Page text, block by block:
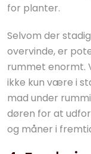
for planter.
Selvom der
overvinde, er
rummet enormt.
ikke kun være i
mad under
døren for at
og måner i